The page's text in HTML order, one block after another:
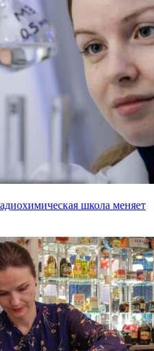
школа меняет